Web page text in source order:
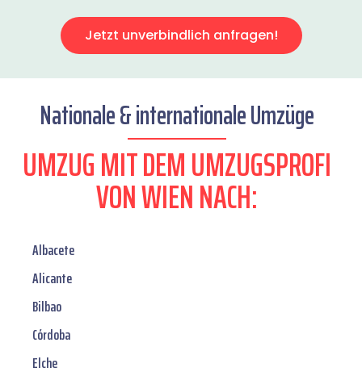
Jetzt unverbindlich anfragen!
Nationale & internationale Umzüge
UMZUG MIT DEM UMZUGSPROFI
VON WIEN NACH:
Albacete
Alicante
Bilbao
Córdoba
Elche